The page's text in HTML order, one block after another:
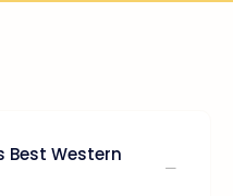
Best Western